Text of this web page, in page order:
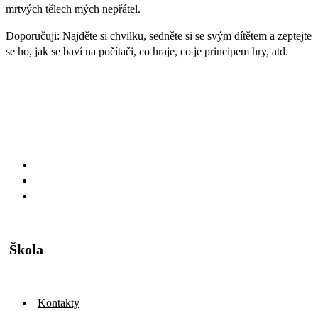
mrtvých tělech mých nepřátel.
Doporučuji: Najděte si chvilku, sedněte si se svým dítětem a zeptejte
se ho, jak se baví na počítači, co hraje, co je principem hry, atd.
Škola
Kontakty